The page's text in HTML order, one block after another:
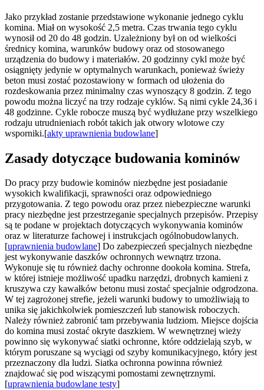
Jako przykład zostanie przedstawione wykonanie jednego cyklu
komina. Miał on wysokość 2,5 metra. Czas trwania tego cyklu
wynosił od 20 do 48 godzin. Uzależniony był on od wielkości
średnicy komina, warunków budowy oraz od stosowanego
urządzenia do budowy i materiałów. 20 godzinny cykl może być
osiągnięty jedynie w optymalnych warunkach, ponieważ świeży
beton musi zostać pozostawiony w formach od ułożenia do
rozdeskowania przez minimalny czas wynoszący 8 godzin. Z tego
powodu można liczyć na trzy rodzaje cyklów. Są nimi cykle 24,36 i
48 godzinne. Cykle robocze muszą być wydłużane przy wszelkiego
rodzaju utrudnieniach robót takich jak otwory wlotowe czy
wsporniki.[akty uprawnienia budowlane]
Zasady dotyczące budowania kominów
Do pracy przy budowie kominów niezbędne jest posiadanie
wysokich kwalifikacji, sprawności oraz odpowiedniego
przygotowania. Z tego powodu oraz przez niebezpieczne warunki
pracy niezbędne jest przestrzeganie specjalnych przepisów. Przepisy
są te podane w projektach dotyczących wykonywania kominów
oraz w literaturze fachowej i instrukcjach ogólnobudowlanych.
[uprawnienia budowlane] Do zabezpieczeń specjalnych niezbędne
jest wykonywanie daszków ochronnych wewnątrz trzona.
Wykonuje się tu również dachy ochronne dookoła komina. Strefa,
w której istnieje możliwość upadku narzędzi, drobnych kamieni z
kruszywa czy kawałków betonu musi zostać specjalnie odgrodzona.
W tej zagrożonej strefie, jeżeli warunki budowy to umożliwiają to
unika się jakichkolwiek pomieszczeń lub stanowisk roboczych.
Należy również zabronić tam przebywania ludziom. Miejsce dojścia
do komina musi zostać okryte daszkiem. W wewnętrznej wieży
powinno się wykonywać siatki ochronne, które oddzielają szyb, w
którym poruszane są wyciągi od szyby komunikacyjnego, który jest
przeznaczony dla ludzi. Siatka ochronna powinna również
znajdować się pod wiszącymi pomostami zewnętrznymi.
[uprawnienia budowlane testy]